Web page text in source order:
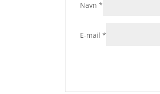
Navn*
E-mail*